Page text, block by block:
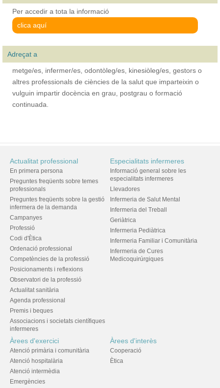
Per accedir a tota la informació
clica aquí
Adreçat a
metge/es, infermer/es, odontòleg/es, kinesiòleg/es, gestors o
altres professionals de ciències de la salut que imparteixin o
vulguin impartir docència en grau, postgrau o formació
continuada.
Actualitat professional
En primera persona
Preguntes freqüents sobre temes
professionals
Preguntes freqüents sobre la gestió
infermera de la demanda
Campanyes
Professió
Codi d'Ètica
Ordenació professional
Competències de la professió
Posicionaments i reflexions
Observatori de la professió
Actualitat sanitària
Agenda professional
Premis i beques
Associacions i societats científiques
infermeres
Especialitats infermeres
Informació general sobre les
especialitats infermeres
Llevadores
Infermeria de Salut Mental
Infermeria del Treball
Geriàtrica
Infermeria Pediàtrica
Infermeria Familiar i Comunitària
Infermeria de Cures
Medicoquirúrgiques
Àrees d'exercici
Atenció primària i comunitària
Atenció hospitalària
Atenció intermèdia
Emergències
Àrees d'interès
Cooperació
Ètica